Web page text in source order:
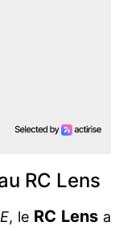
RC Lens
, le RC Lensa